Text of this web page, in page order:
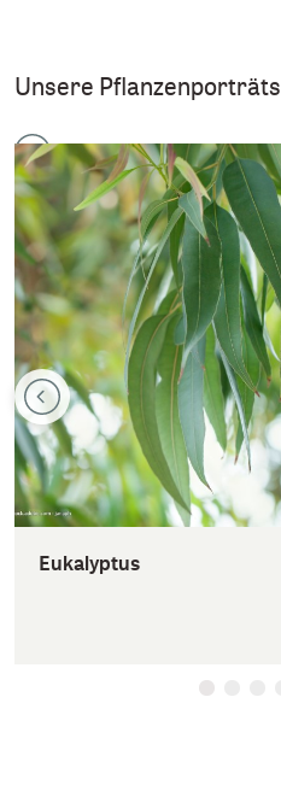
Unsere Pflanzenporträts
Eukalyptus